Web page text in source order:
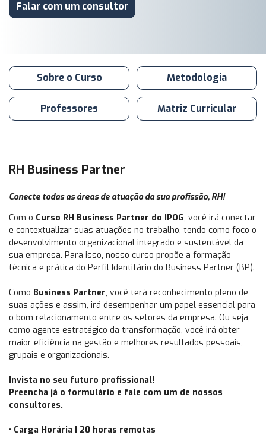
Falar com um consultor
Sobre o Curso Metodologia
Professores Matriz Curricular
RH Business Partner
Conecte todas as áreas de atuação da sua profissão, RH!
Com o Curso RH Business Partner do IPOG, você irá conectar
e contextualizar suas atuações no trabalho, tendo como foco o
desenvolvimento organizacional integrado e sustentável da
sua empresa. Para isso, nosso curso propõe a formação
técnica e prática do Perfil Identitário do Business Partner (BP).
Como Business Partner, você terá reconhecimento pleno de
suas ações e assim, irá desempenhar um papel essencial para
o bom relacionamento entre os setores da empresa. Ou seja,
como agente estratégico da transformação, você irá obter
maior eficiência na gestão e melhores resultados pessoais,
grupais e organizacionais.
Invista no seu futuro profissional!
Preencha já o formulário e fale com um de nossos
consultores.
• Carga Horária | 20 horas remotas